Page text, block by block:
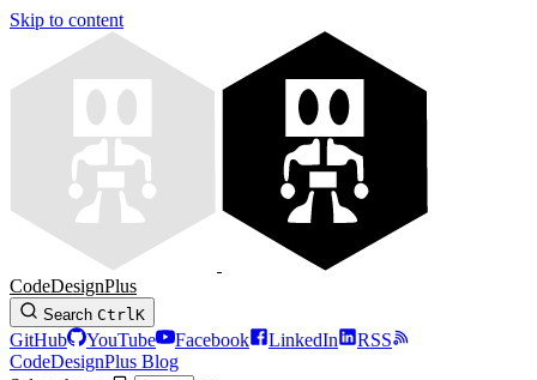
Skip to content
CodeDesignPlus
Search CtrlK
GitHub YouTube Facebook LinkedIn
RSS
CodeDesignPlus Blog